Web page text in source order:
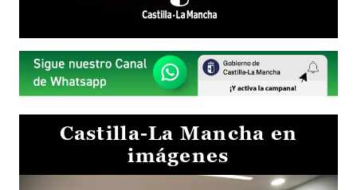
Castilla-La Mancha en
imágenes